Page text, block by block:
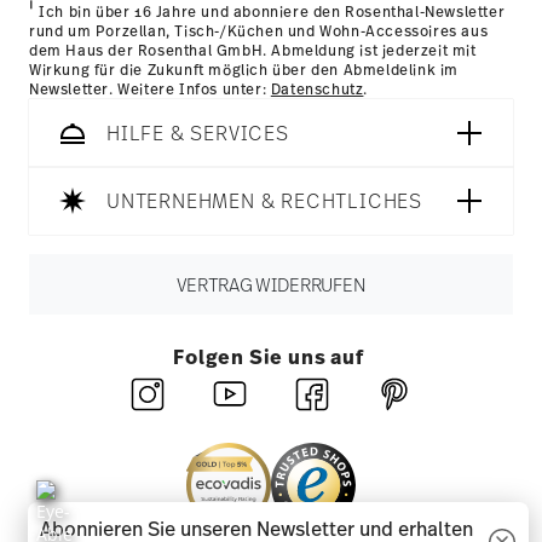
Ich bin über 16 Jahre und abonniere den Rosenthal-Newsletter
rund um Porzellan, Tisch-/Küchen und Wohn-Accessoires aus
dem Haus der Rosenthal GmbH. Abmeldung ist jederzeit mit
Wirkung für die Zukunft möglich über den Abmeldelink im
Newsletter. Weitere Infos unter: Datenschutz.
HILFE & SERVICES
UNTERNEHMEN & RECHTLICHES
VERTRAG WIDERRUFEN
Folgen Sie uns auf
Abonnieren Sie unseren Newsletter und erhalten